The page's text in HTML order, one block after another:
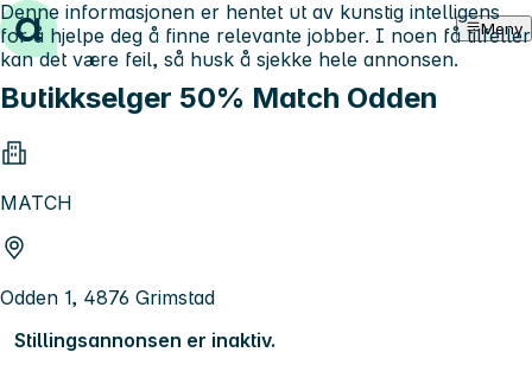
Hopp til innhold Meny
Butikkselger 50% Match Odden
MATCH
Odden 1, 4876 Grimstad
Stillingsannonsen er inaktiv.
Denne informasjonen er hentet ut av kunstig intelligens
for å hjelpe deg å finne relevante jobber. I noen få tilfeller
kan det være feil, så husk å sjekke hele annonsen.